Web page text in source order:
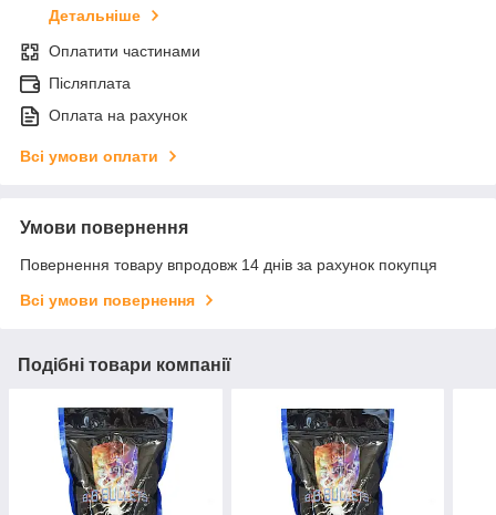
Детальніше
Оплатити частинами
Післяплата
Оплата на рахунок
Всі умови оплати
Умови повернення
Повернення товару впродовж 14 днів за рахунок покупця
Всі умови повернення
Подібні товари компанії